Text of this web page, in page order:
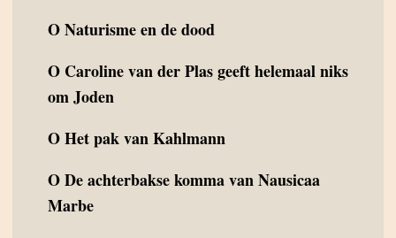
ONaturisme en de dood
O Caroline van der Plas geeft helemaal niks
om Joden
OHet pak van Kahlmann
ODe achterbakse komma van Nausicaa
Marbe